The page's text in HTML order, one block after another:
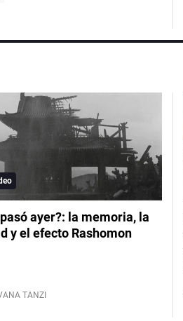
ayer?: la memoria, la
y el efecto Rashomon
TANZI